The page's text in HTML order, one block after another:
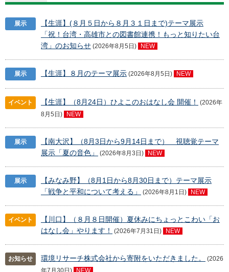
展示
【生涯】(８月５日から８月３１日まで)テーマ展示
「祝！台湾・高雄市との図書館連携！もっと知りたい台
湾」のお知らせ (2026年8月5日) NEW
展示 【生涯】８月のテーマ展示 (2026年8月5日) NEW
イベント 【生涯】（8月24日）ひよこのおはなし会 開催！
(2026年
8月5日)
NEW
展示
【南大沢】（8月3日から9月14日まで） 視聴覚テーマ
展示「夏の音色」
(2026年8月3日) NEW
展示
【みなみ野】（8月1日から8月30日まで）テーマ展示
「戦争と平和について考える」
(2026年8月1日) NEW
イベント
【川口】（８月８日開催）夏休みにちょっとこわい「お
はなし会」やります！
(2026年7月31日) NEW
お知らせ 環境リサーチ株式会社から寄附をいただきました。
(2026
年7月30日)
NEW